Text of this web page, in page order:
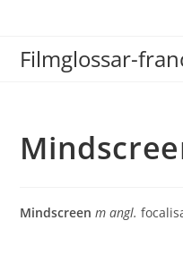
springen
Filmglossar-
Mindscreen m angl.